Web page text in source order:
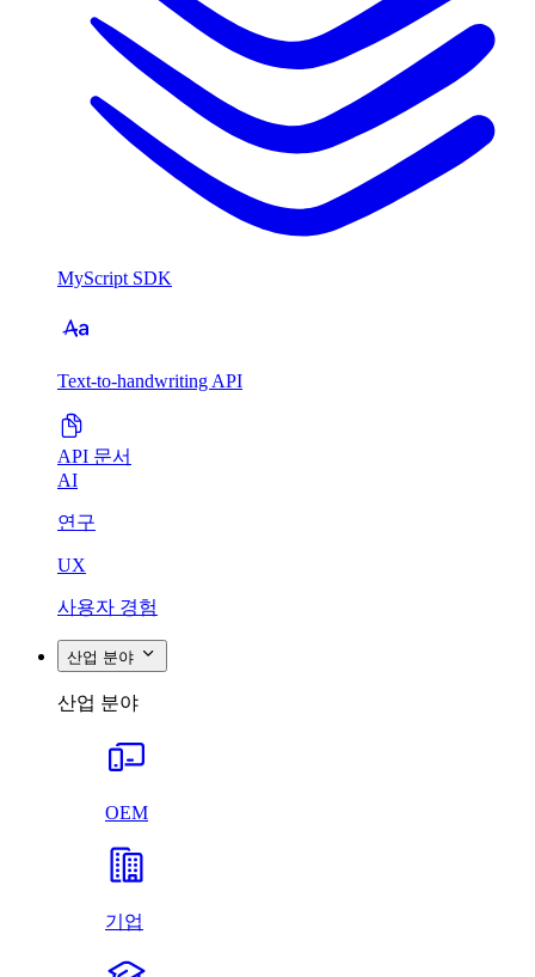
MyScript SDK
Text-to-handwriting API
API 문서
AI
연구
UX
사용자 경험
산업 분야
산업 분야
OEM
기업